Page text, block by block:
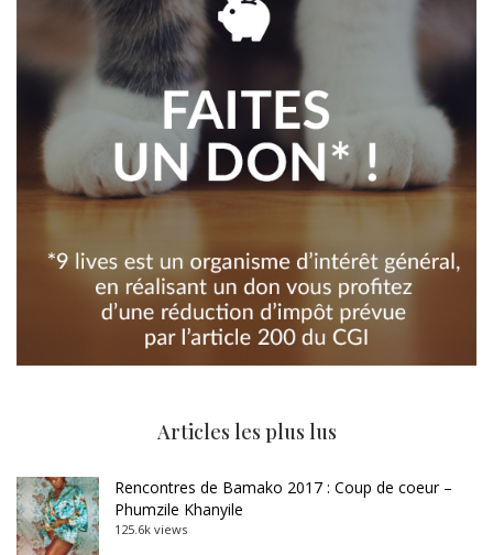
Articles les plus lus
Rencontres de Bamako 2017 : Coup de coeur –
Phumzile Khanyile
125.6k views